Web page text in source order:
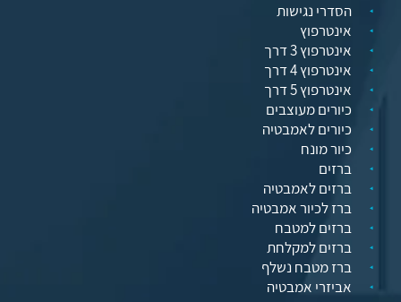
הסדרי נגישות
אינטרפוץ
אינטרפוץ 3 דרך
אינטרפוץ 4 דרך
אינטרפוץ 5 דרך
כיורים מעוצבים
כיורים לאמבטיה
כיור מונח
ברזים
ברזים לאמבטיה
ברז לכיור אמבטיה
ברזים למטבח
ברזים למקלחת
ברז מטבח נשלף
אביזרי אמבטיה